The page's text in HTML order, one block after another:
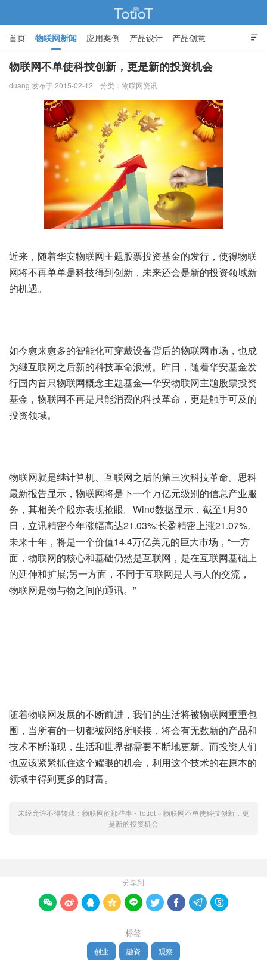
物联网的那些事 - Totiot

首页 物联网新闻 应用案例 产品设计 产品创意
智能家居
物联网不单使科技创新，更是新的投资机会
duang 发布于 2015-02-12 分类： 物联网资讯
近来，随着华安物联网主题股票投资基金的发行，使得物联
网将不再单单是科技得到创新，未来还会是新的投资领域新
的机遇。
如今愈来愈多的智能化可穿戴设备背后的物联网市场，也成
为继互联网之后新的科技革命浪潮。昨日，随着华安基金发
行国内首只物联网概念主题基金—华安物联网主题股票投资
基金，物联网不再是只能消费的科技革命，更是触手可及的
投资领域。
物联网就是继计算机、互联网之后的第三次科技革命。思科
最新报告显示，物联网将是下一个万亿元级别的信息产业服
务，其相关个股亦表现抢眼。Wind数据显示，截至1月30
日，立讯精密今年涨幅高达21.03%;长盈精密上涨21.07%。
未来十年，将是一个价值14.4万亿美元的巨大市场，“一方
面，物联网的核心和基础仍然是互联网，是在互联网基础上
的延伸和扩展;另一方面，不同于互联网是人与人的交流，
物联网是物与物之间的通讯。”
随着物联网发展的不断前进，我们的生活将被物联网重重包
围，当所有的一切都被网络所联接，将会有无数新的产品和
技术不断涌现，生活和世界都需要不断地更新。而投资人们
也应该紧紧抓住这个耀眼的机会，利用这个技术的在原本的
领域中得到更多的财富。
未经允许不得转载： 物联网的那些事 - Totiot » 物联网不单使科技创新，更
是新的投资机会
分享到
        
标签
创业 融资 观察